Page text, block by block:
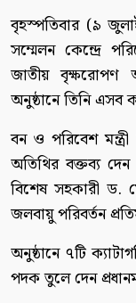
বৃহস্পতিবার (৯
সম্মেলন কেন্দ্রে
জাতীয় বৃক্ষরোপণ
অনুষ্ঠানে তিনি
বন ও পরিবেশ
অতিথির বক্তব্য দেন
বিশেষ সহকারী ড.
জলবায়ু পরিবর্তন
অনুষ্ঠানে ৭টি
পদক তুলে দেন